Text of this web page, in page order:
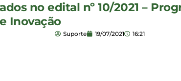
no edital nº 10/2021 –
Inovação
Suporte 19/07/2021 16:21